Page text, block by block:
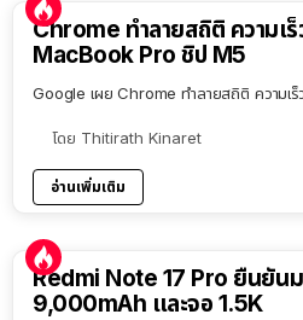
Chrome ทำลายสถิติ ความเร็
MacBook Pro ชิป M5
Google เผย Chrome ทำลายสถิติ ความเร็
โดย Thitirath Kinaret
อ่านเพิ่มเติม
Redmi Note 17 Pro ยืนยัน
9,000mAh และจอ 1.5K